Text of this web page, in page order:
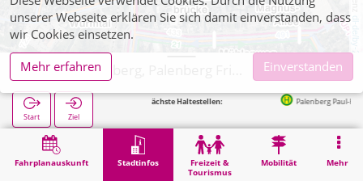
dl-de/by-2-0
Fahrplanauskunft Stadtinfos
Freizeit &
Tourismus
Mobilität Mehr
Start Ziel
Nächste Haltestellen: Palenberg Paul-Keller-Straße in 279m
Stadtinfos Übach-Palenberg, Palenberg Friedhof Palenberg
unserer Webseite erklären Sie sich damit einverstanden, dass
wir Cookies einsetzen.
Mehr erfahren
Einverstanden